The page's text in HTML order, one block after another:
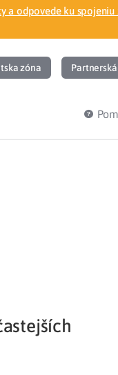
a odpovede ku
zóna